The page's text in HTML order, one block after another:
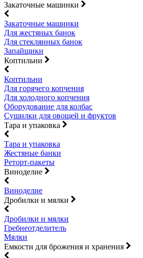
Закаточные машинки
Закаточные машинки
Для жестяных банок
Для стеклянных банок
Запайщики
Коптильни
Коптильни
Для горячего копчения
Для холодного копчения
Оборудование для колбас
Сушилки для овощей и фруктов
Тара и упаковка
Тара и упаковка
Жестяные банки
Реторт-пакеты
Виноделие
Виноделие
Дробилки и мялки
Дробилки и мялки
Гребнеотделитель
Мялки
Емкости для брожения и хранения